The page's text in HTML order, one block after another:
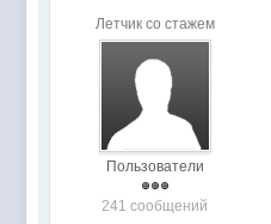
Летчик со стажем
Пользователи
241 сообщений